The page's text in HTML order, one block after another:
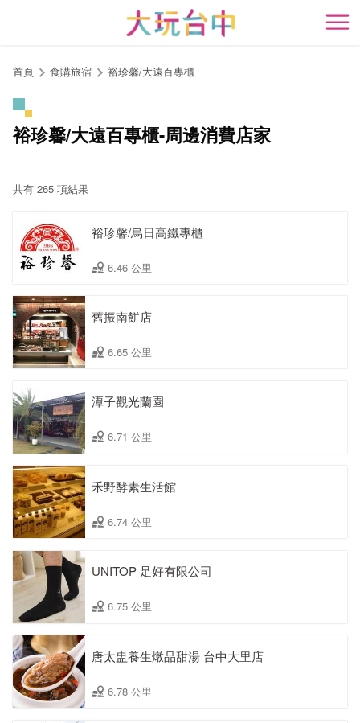
開
首頁 食購旅宿 裕珍馨/大遠百專櫃
裕珍馨/大遠百專櫃-周邊消費店家
共有 265 項結果
裕珍馨/烏日高鐵專櫃
6.46 公里
舊振南餅店
6.65 公里
潭子觀光蘭園
6.71 公里
禾野酵素生活館
6.74 公里
UNITOP 足好有限公司
6.75 公里
唐太盅養生燉品甜湯 台中大里店
6.78 公里